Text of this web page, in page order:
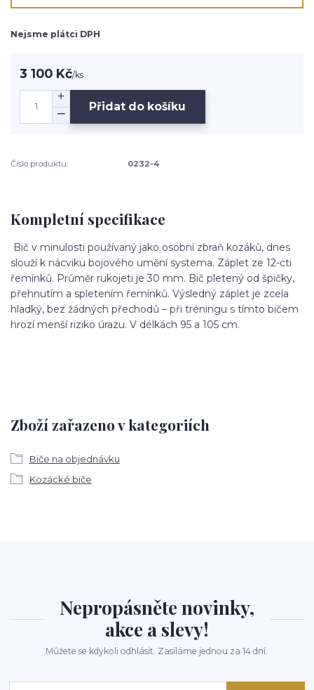
Nejsme plátci DPH
3 100 Kč/ks
Přidat do košíku
Číslo produktu: 0232-4
Kompletní specifikace
Bič v minulosti používaný jako osobní zbraň kozáků, dnes
slouží k nácviku bojového umění systema. Záplet ze 12-cti
řemínků. Průměr rukojeti je 30 mm. Bič pletený od špičky,
přehnutím a spletením řemínků. Výsledný záplet je zcela
hladký, bez žádných přechodů – při tréningu s tímto bičem
hrozí menší riziko úrazu. V délkách 95 a 105 cm.
Zboží zařazeno v kategoriích
Biče na objednávku
Kozácké biče
Nepropásněte novinky,
akce a slevy!
Můžete se kdykoli odhlásit. Zasíláme jednou za 14 dní.